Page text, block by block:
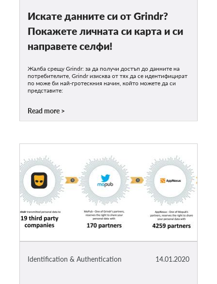
Искате данните си от Grindr?
Покажете личната си карта и си
направете селфи!
Жалба срещу Grindr: за да получи достъп до данните на
потребителите, Grindr изисква от тях да се идентифицират
по може би най-гротескния начин, който можете да си
представите:
Read more
14.01.2020
Identification & Authentication